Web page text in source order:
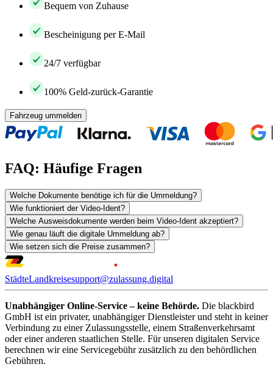
Bequem von Zuhause
Bescheinigung per E-Mail
24/7 verfügbar
100% Geld-zurück-Garantie
Fahrzeug ummelden
FAQ: Häufige Fragen
Welche Dokumente benötige ich für die Ummeldung?
Wie funktioniert der Video-Ident?
Welche Ausweisdokumente werden beim Video-Ident akzeptiert?
Wie genau läuft die digitale Ummeldung ab?
Wie setzen sich die Preise zusammen?
StädteLandkreisesupport@zulassung.digital
Unabhängiger Online-Service – keine Behörde. Die blackbird
GmbH ist ein privater, unabhängiger Dienstleister und steht in keiner
Verbindung zu einer Zulassungsstelle, einem Straßenverkehrsamt
oder einer anderen staatlichen Stelle. Für unseren digitalen Service
berechnen wir eine Servicegebühr zusätzlich zu den behördlichen
Gebühren.